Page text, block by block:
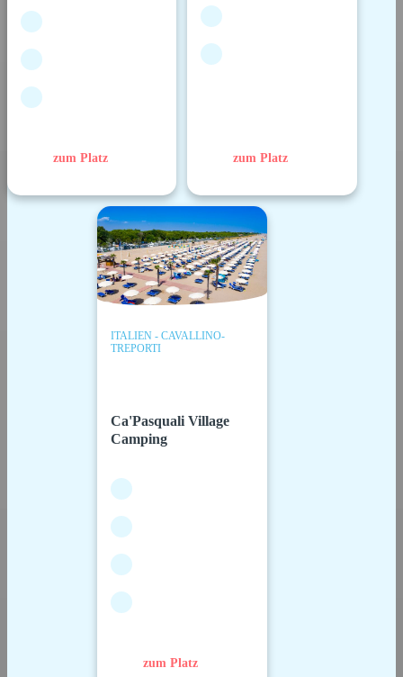
zum Platz zum Platz
ITALIEN - CAVALLINO-
TREPORTI
Ca'Pasquali Village
Camping
zum Platz